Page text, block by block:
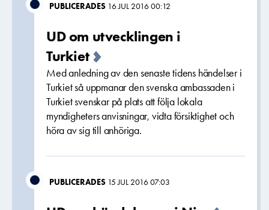
PUBLICERADES 16 JUL 2016 00:12
UD om utvecklingen i
Turkiet
Med anledning av den senaste tidens händelser i
Turkiet så uppmanar den svenska ambassaden i
Turkiet svenskar på plats att följa lokala
myndigheters anvisningar, vidta försiktighet och
höra av sig till anhöriga.
PUBLICERADES 15 JUL 2016 07:03